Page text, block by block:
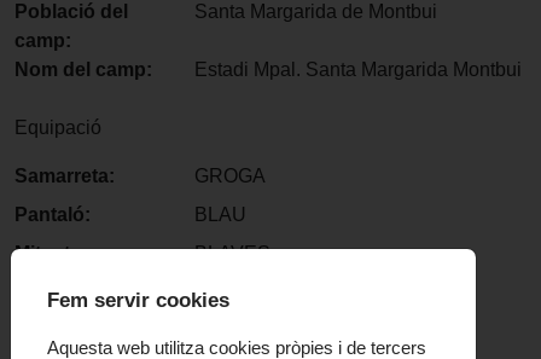
Població del
camp:
Santa Margarida de Montbui
Nom del camp: Estadi Mpal. Santa Margarida Montbui
Equipació
Samarreta:
GROGA
Pantaló:
BLAU
Mitgetes:
BLAVES
Fem servir cookies
Aquesta web utilitza cookies pròpies i de tercers